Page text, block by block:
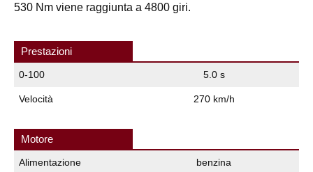
530 Nm viene raggiunta a 4800 giri.
Prestazioni
0-100 5.0 s
Velocità 270 km/h
Motore
Alimentazione benzina